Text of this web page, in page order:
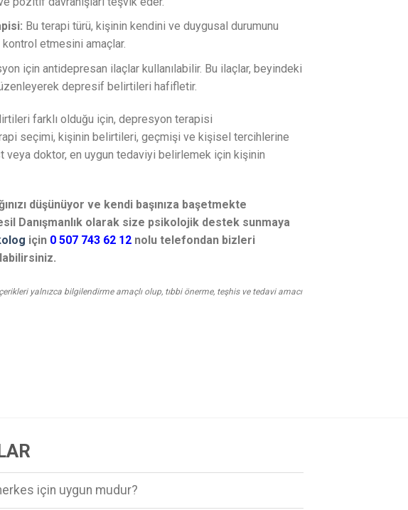
Bu terapi türü, kişinin kendini ve duygusal durumunu
kontrol etmesini amaçlar.
için antidepresan ilaçlar kullanılabilir. Bu ilaçlar, beyindeki
depresif belirtileri hafifletir.
farklı olduğu için, depresyon terapisi
seçimi, kişinin belirtileri, geçmişi ve kişisel tercihlerine
veya doktor, en uygun tedaviyi belirlemek için kişinin
düşünüyor ve kendi başınıza başetmekte
Danışmanlık olarak size psikolojik destek sunmaya
için 0 507 743 62 12 nolu telefondan bizleri
yalnızca bilgilendirme amaçlı olup, tıbbi önerme, teşhis ve tedavi amacı
için uygun mudur?